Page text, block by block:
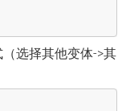
选择其他变体->其